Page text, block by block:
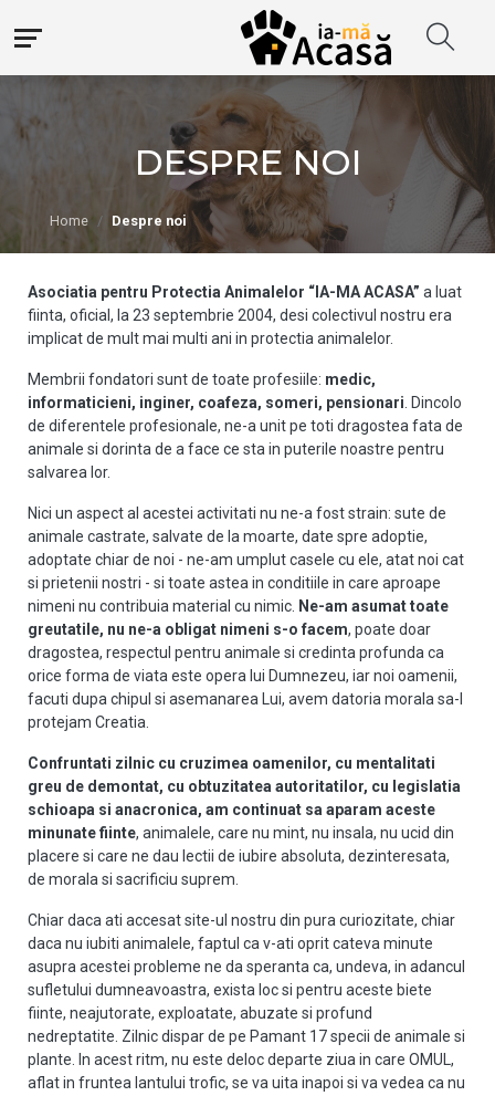
DESPRE NOI
Home Despre noi
Asociatia pentru Protectia Animalelor “IA-MA ACASA” a luat
fiinta, oficial, la 23 septembrie 2004, desi colectivul nostru era
implicat de mult mai multi ani in protectia animalelor.
Membrii fondatori sunt de toate profesiile: medic,
informaticieni, inginer, coafeza, someri, pensionari . Dincolo
de diferentele profesionale, ne-a unit pe toti dragostea fata de
animale si dorinta de a face ce sta in puterile noastre pentru
salvarea lor.
Nici un aspect al acestei activitati nu ne-a fost strain: sute de
animale castrate, salvate de la moarte, date spre adoptie,
adoptate chiar de noi - ne-am umplut casele cu ele, atat noi cat
si prietenii nostri - si toate astea in conditiile in care aproape
nimeni nu contribuia material cu nimic. Ne-am asumat toate
greutatile, nu ne-a obligat nimeni s-o facem, poate doar
dragostea, respectul pentru animale si credinta profunda ca
orice forma de viata este opera lui Dumnezeu, iar noi oamenii,
facuti dupa chipul si asemanarea Lui, avem datoria morala sa-I
protejam Creatia.
Confruntati zilnic cu cruzimea oamenilor, cu mentalitati
greu de demontat, cu obtuzitatea autoritatilor, cu legislatia
schioapa si anacronica, am continuat sa aparam aceste
minunate fiinte, animalele, care nu mint, nu insala, nu ucid din
placere si care ne dau lectii de iubire absoluta, dezinteresata,
de morala si sacrificiu suprem.
Chiar daca ati accesat site-ul nostru din pura curiozitate, chiar
daca nu iubiti animalele, faptul ca v-ati oprit cateva minute
asupra acestei probleme ne da speranta ca, undeva, in adancul
sufletului dumneavoastra, exista loc si pentru aceste biete
fiinte, neajutorate, exploatate, abuzate si profund
nedreptatite. Zilnic dispar de pe Pamant 17 specii de animale si
plante.
In acest ritm, nu este deloc departe ziua in care OMUL,
aflat in fruntea lantului trofic, se va uita inapoi si va vedea ca nu